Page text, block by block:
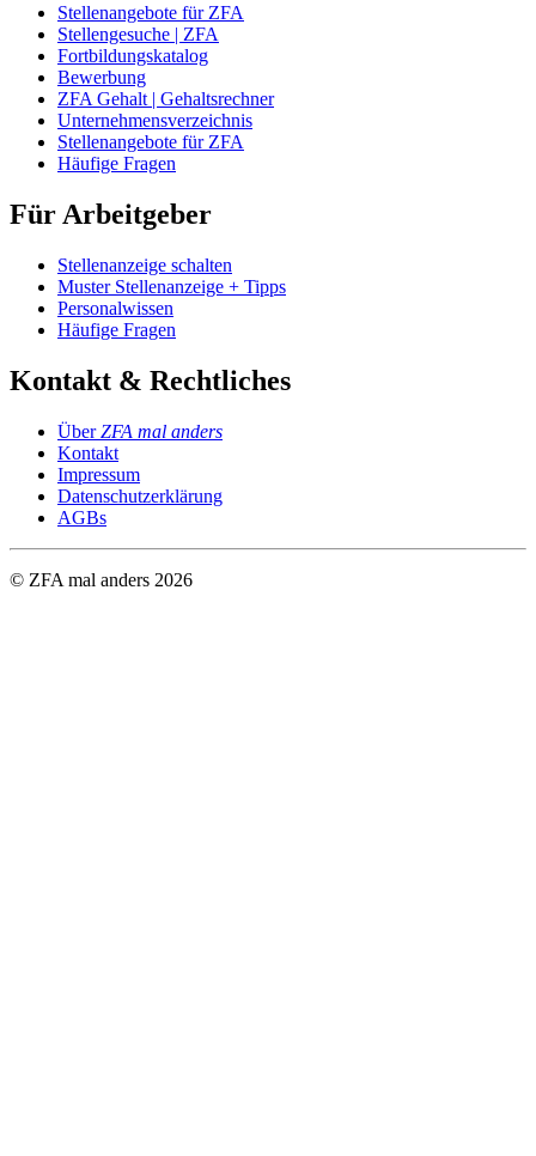
Stellenangebote für ZFA
Stellengesuche | ZFA
Fortbildungskatalog
Bewerbung
ZFA Gehalt | Gehaltsrechner
Unternehmensverzeichnis
Stellenangebote für ZFA
Häufige Fragen
Für Arbeitgeber
Stellenanzeige schalten
Muster Stellenanzeige + Tipps
Personalwissen
Häufige Fragen
Kontakt & Rechtliches
ÜberZFA mal anders
Kontakt
Impressum
Datenschutzerklärung
AGBs
© ZFA mal anders 2026